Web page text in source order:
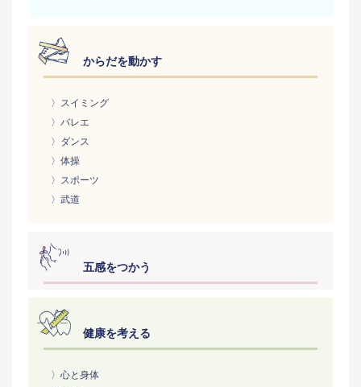
からだを動かす
〉スイミング
〉バレエ
〉ダンス
〉体操
〉スポーツ
〉武道
五感をつかう
健康を考える
〉心と身体